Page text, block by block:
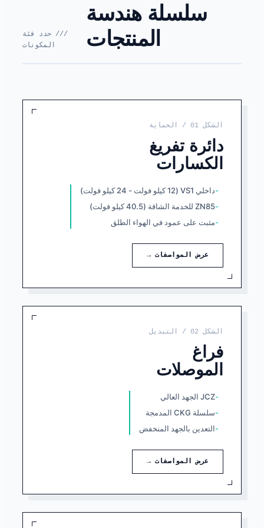
سلسلة هندسة
المنتجات
/// حدد فئة
المكونات
الشكل 01 / الحماية
دائرة تفريغ
الكسارات
داخلي VS1 (12 كيلو فولت - 24 كيلو فولت)
ZN85 للخدمة الشاقة (40.5 كيلو فولت)
مثبت على عمود في الهواء الطلق
عرض المواصفات →
الشكل 02 / التبديل
فراغ
الموصلات
JCZ الجهد العالي
سلسلة CKG المدمجة
التعدين بالجهد المنخفض
عرض المواصفات →